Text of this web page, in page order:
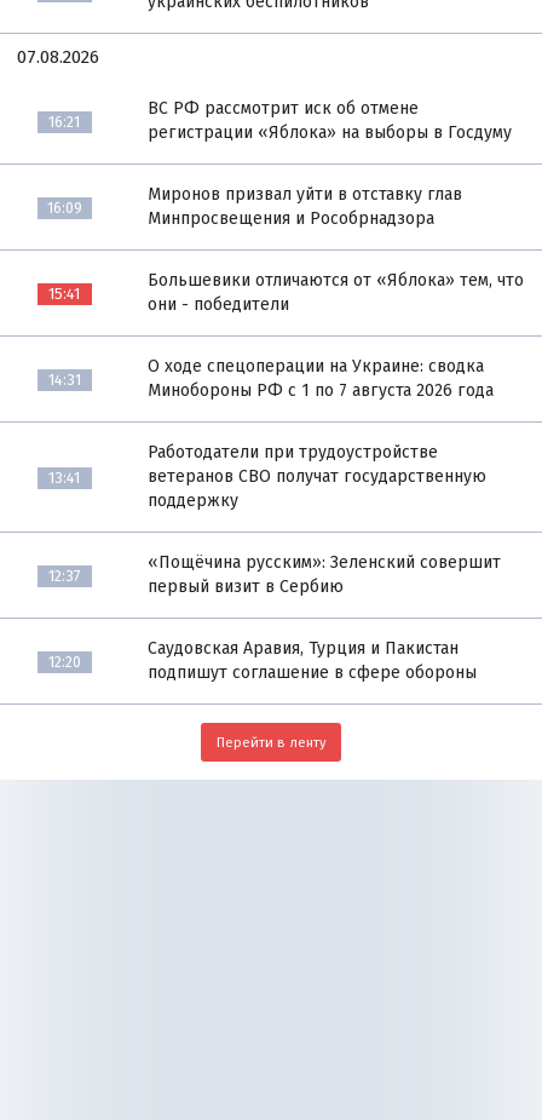
07.08.2026
16:21
ВС РФ рассмотрит иск об отмене
регистрации «Яблока» на выборы в Госдуму
16:09
Миронов призвал уйти в отставку глав
Минпросвещения и Рособрнадзора
15:41
Большевики отличаются от «Яблока» тем, что
они - победители
14:31
О ходе спецоперации на Украине: сводка
Минобороны РФ с 1 по 7 августа 2026 года
13:41
Работодатели при трудоустройстве
ветеранов СВО получат государственную
поддержку
12:37
«Пощёчина русским»: Зеленский совершит
первый визит в Сербию
12:20
Саудовская Аравия, Турция и Пакистан
подпишут соглашение в сфере обороны
Перейти в ленту